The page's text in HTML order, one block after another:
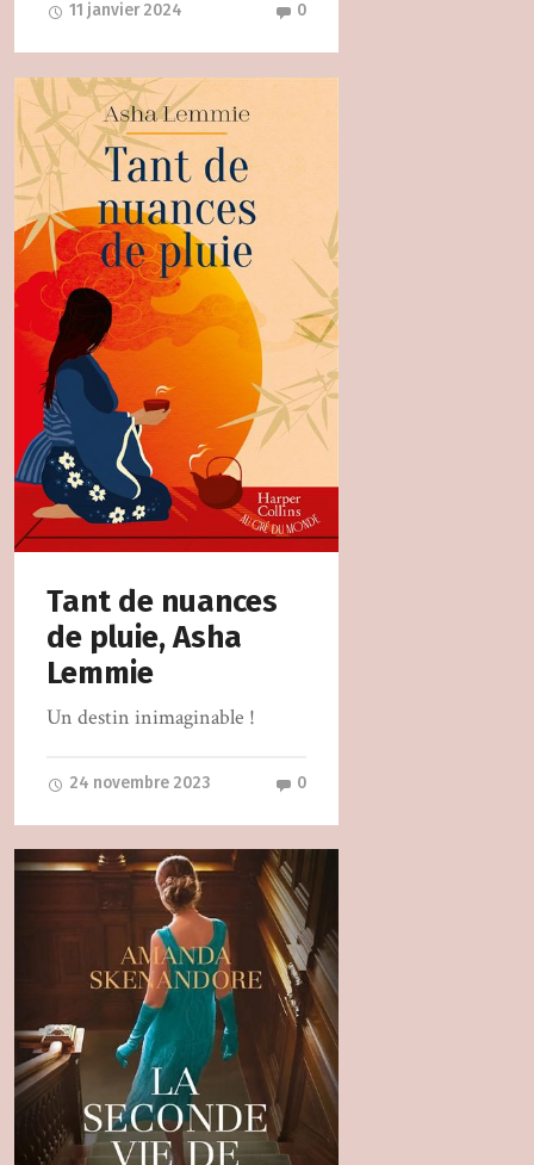
11 janvier 2024 0
Tant de nuances
de pluie, Asha
Lemmie
Un destin inimaginable !
24 novembre 2023 0